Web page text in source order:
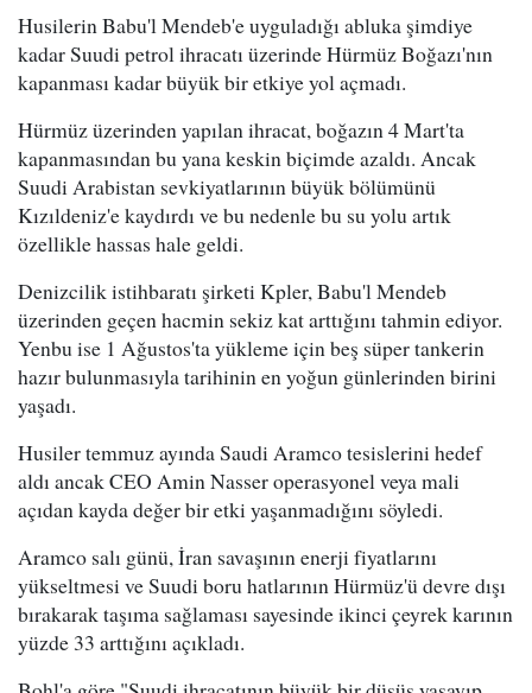
Husilerin Babu'l Mendeb'e uyguladığı abluka şimdiye
kadar Suudi petrol ihracatı üzerinde Hürmüz Boğazı'nın
kapanması kadar büyük bir etkiye yol açmadı.
Hürmüz üzerinden yapılan ihracat, boğazın 4 Mart'ta
kapanmasından bu yana keskin biçimde azaldı. Ancak
Suudi Arabistan sevkiyatlarının büyük bölümünü
Kızıldeniz'e kaydırdı ve bu nedenle bu su yolu artık
özellikle hassas hale geldi.
Denizcilik istihbaratı şirketi Kpler, Babu'l Mendeb
üzerinden geçen hacmin sekiz kat arttığını tahmin ediyor.
Yenbu ise 1 Ağustos'ta yükleme için beş süper tankerin
hazır bulunmasıyla tarihinin en yoğun günlerinden birini
yaşadı.
Husiler temmuz ayında Saudi Aramco tesislerini hedef
aldı ancak CEO Amin Nasser operasyonel veya mali
açıdan kayda değer bir etki yaşanmadığını söyledi.
Aramco salı günü, İran savaşının enerji fiyatlarını
yükseltmesi ve Suudi boru hatlarının Hürmüz'ü devre dışı
bırakarak taşıma sağlaması sayesinde ikinci çeyrek karının
yüzde 33 arttığını açıkladı.